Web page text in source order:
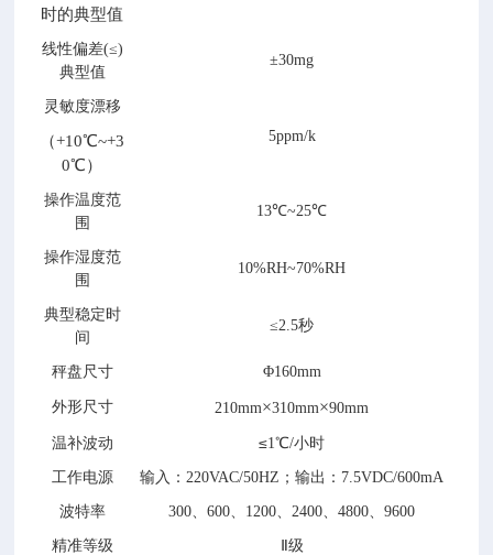
时的典型值
线性偏差(≤)
典型值
±30mg
灵敏度漂移
（+10℃~+3
0℃）
5ppm/k
操作温度范
围
13℃~25℃
操作湿度范
围
10%RH~70%RH
典型稳定时
间
≤2.5秒
秤盘尺寸 Φ160mm
外形尺寸 210mm×310mm×90mm
温补波动 ≤1℃/小时
工作电源 输入：220VAC/50HZ；输出：7.5VDC/600mA
波特率 300、600、1200、2400、4800、9600
精准等级 级